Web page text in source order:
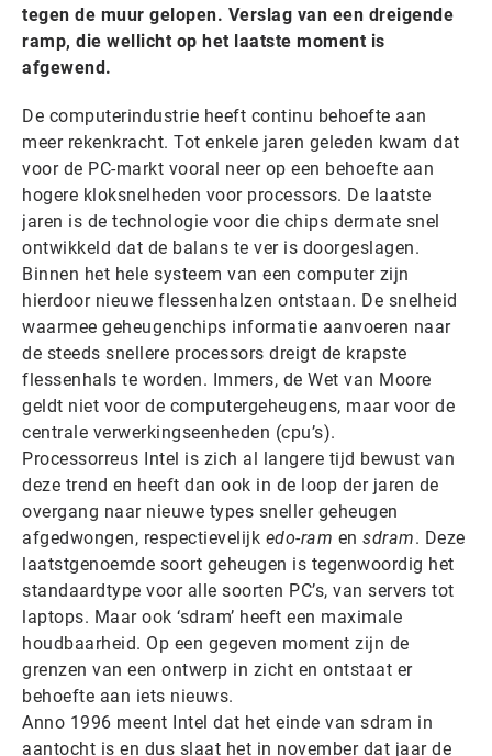
tegen de muur gelopen. Verslag van een dreigende
ramp, die wellicht op het laatste moment is
afgewend.
De computerindustrie heeft continu behoefte aan
meer rekenkracht. Tot enkele jaren geleden kwam dat
voor de PC-markt vooral neer op een behoefte aan
hogere kloksnelheden voor processors. De laatste
jaren is de technologie voor die chips dermate snel
ontwikkeld dat de balans te ver is doorgeslagen.
Binnen het hele systeem van een computer zijn
hierdoor nieuwe flessenhalzen ontstaan. De snelheid
waarmee geheugenchips informatie aanvoeren naar
de steeds snellere processors dreigt de krapste
flessenhals te worden. Immers, de Wet van Moore
geldt niet voor de computergeheugens, maar voor de
centrale verwerkingseenheden (cpu’s).
Processorreus Intel is zich al langere tijd bewust van
deze trend en heeft dan ook in de loop der jaren de
overgang naar nieuwe types sneller geheugen
afgedwongen, respectievelijk edo-ram en sdram. Deze
laatstgenoemde soort geheugen is tegenwoordig het
standaardtype voor alle soorten PC’s, van servers tot
laptops. Maar ook ‘sdram’ heeft een maximale
houdbaarheid. Op een gegeven moment zijn de
grenzen van een ontwerp in zicht en ontstaat er
behoefte aan iets nieuws.
Anno 1996 meent Intel dat het einde van sdram in
aantocht is en dus slaat het in november dat jaar de